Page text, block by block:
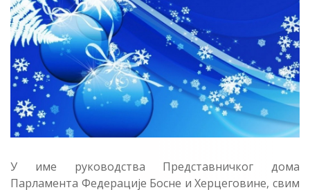
У име руководства Представничког дома
Парламента Федерације Босне и Херцеговине, свим